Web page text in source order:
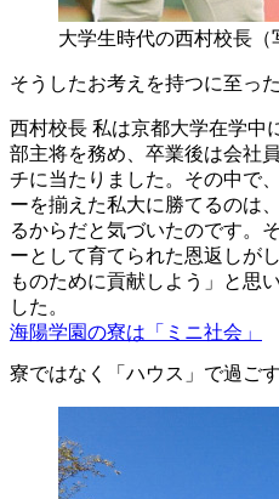
大学生時代の西村校長（
そうしたお考えを持つに至っ
西村校長 私は京都大学在学中
部主将を務め、卒業後は会社
チに当たりました。その中で
ーを揃えた私大に勝てるのは
るからだと気づいたのです。
ーとして育てられた恩返しが
ものために貢献しよう」と思
した。
海陽学園の寮は「ミニ社会」
寮ではなく「ハウス」で過ごす